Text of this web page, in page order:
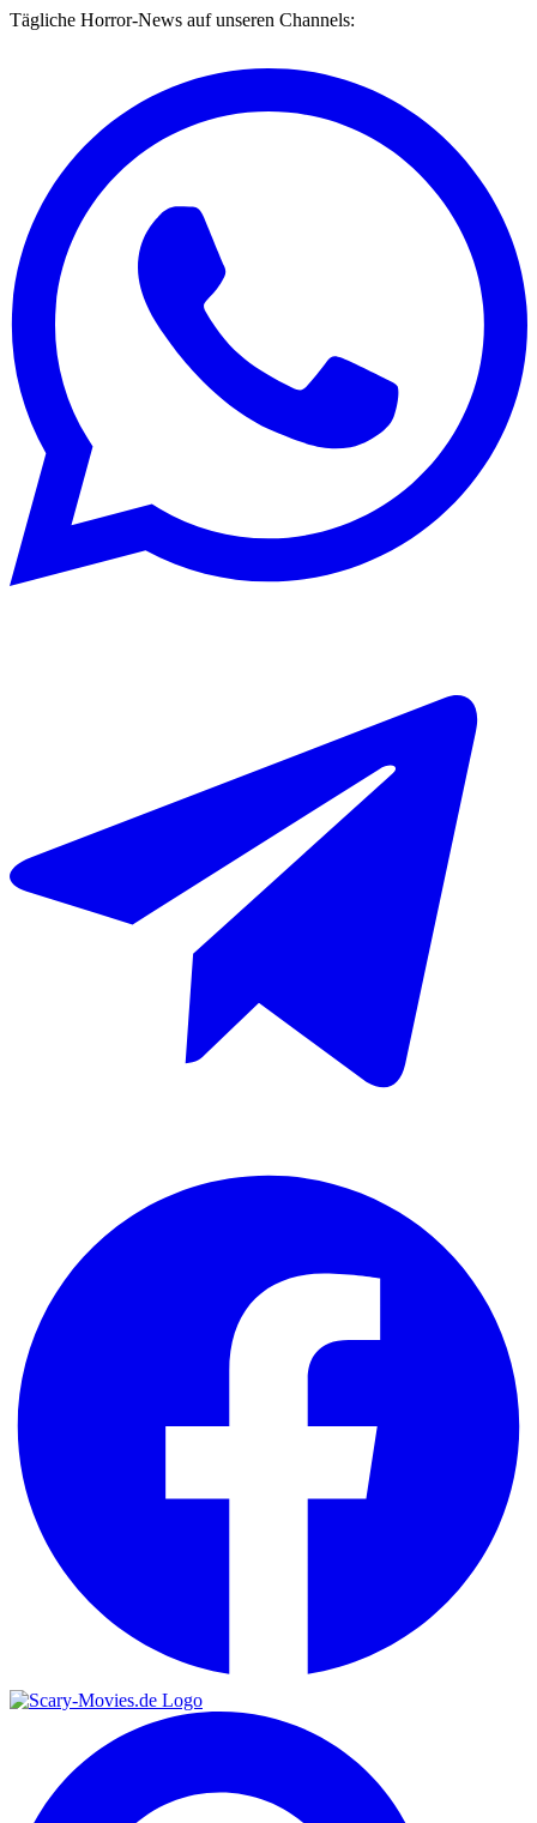
Tägliche Horror-News auf unseren Channels: